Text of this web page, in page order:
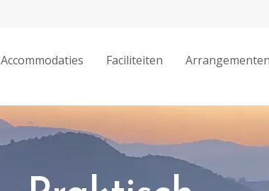
Accommodaties Faciliteiten